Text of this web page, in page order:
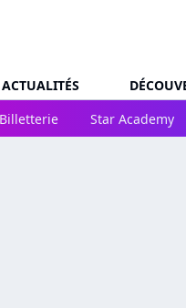
ACTUALITÉS
Billetterie
Star Academy